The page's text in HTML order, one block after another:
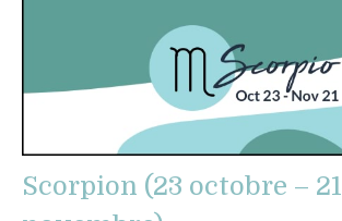
Scorpion (23 octobre – 21